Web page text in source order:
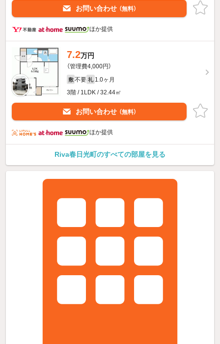
お問い合わせ （無料）
ほか提供
7.2万円
（管理費4,000円）
敷 不要 礼 1.0ヶ月
3階 / 1LDK / 32.44㎡
お問い合わせ （無料）
ほか提供
Riva春日光町のすべての部屋を見る